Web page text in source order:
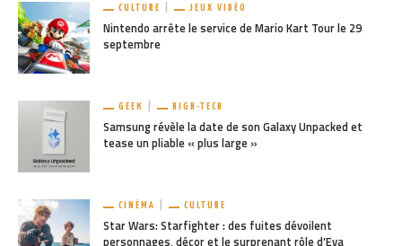
CULTURE JEUX VIDÉO
Nintendo arrête le service de Mario Kart Tour le 29
septembre
GEEK HIGH-TECH
Samsung révèle la date de son Galaxy Unpacked et
tease un pliable « plus large »
CINÉMA CULTURE
Star Wars: Starfighter : des fuites dévoilent
personnages, décor et le surprenant rôle d’Eva